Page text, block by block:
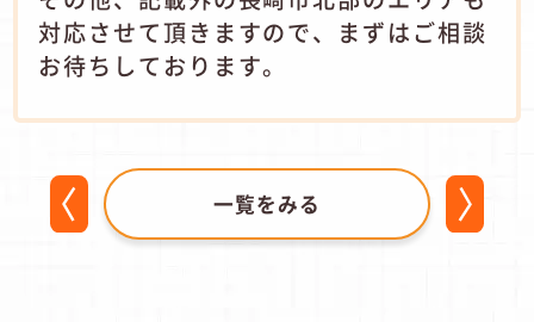
対応させて頂きますので、まずはご相談
お待ちしております。
一覧をみる